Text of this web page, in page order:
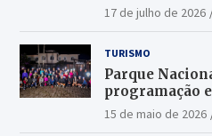
17 de julho de 2026
TURISMO
Parque
programação
15 de maio de 2026